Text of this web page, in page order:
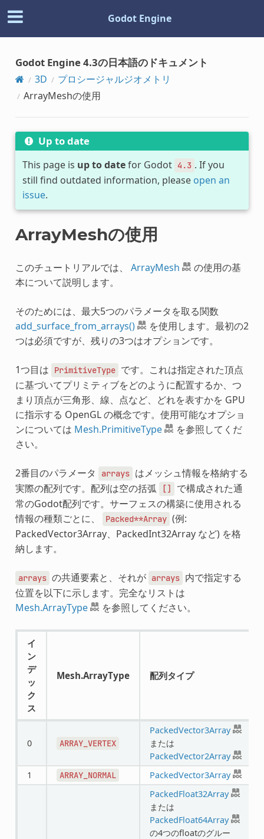
Godot Engine
Godot Engine 4.3の日本語のドキュメント
3D
プロシージャルジオメトリ
ArrayMeshの使用
Up to date
This page is up to datefor Godot 4.3 . If you
still find outdated information, please open an
issue.
ArrayMeshの使用
このチュートリアルでは、 ArrayMesh
の使用の基
本について説明します。
そのためには、最大5つのパラメータを取る関数
add_surface_from_arrays()
を使用します。最初の2
つは必須ですが、残りの3つはオプションです。
1つ目は PrimitiveType です。これは指定された頂点
に基づいてプリミティブをどのように配置するか、つ
まり頂点が三角形、線、点など、どれを表すかを GPU
に指示する OpenGL の概念です。使用可能なオプショ
ンについては Mesh.PrimitiveType
を参照してくだ
さい。
2番目のパラメータ arrays はメッシュ情報を格納する
実際の配列です。配列は空の括弧
[]
で構成された通
常のGodot配列です。サーフェスの構築に使用される
情報の種類ごとに、
Packed**Array (例:
PackedVector3Array、PackedInt32Array など) を格
納します。
arrays の共通要素と、それが arrays 内で指定する
位置を以下に示します。完全なリストは
Mesh.ArrayType
を参照してください。
イ
ン
デ
ッ
ク
ス
Mesh.ArrayType 配列タイプ
0 ARRAY_VERTEX
PackedVector3Array
または
PackedVector2Array
1
ARRAY_NORMAL PackedVector3Array
PackedFloat32Array
または
PackedFloat64Array
の4つのfloatのグルー